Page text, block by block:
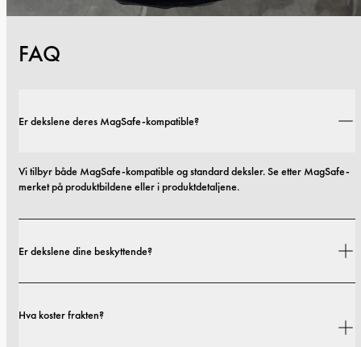
FAQ
Er dekslene deres MagSafe-kompatible?
Vi tilbyr både MagSafe-kompatible og standard deksler. Se etter MagSafe-
merket på produktbildene eller i produktdetaljene.
Er dekslene dine beskyttende?
som spenner fra slanke profiler til mer beskyttende utforminger.
Hva koster frakten?